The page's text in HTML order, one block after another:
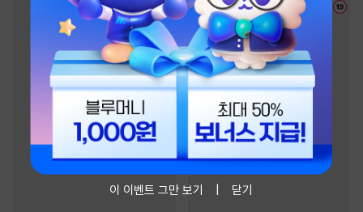
이 이벤트 그만 보기 닫기